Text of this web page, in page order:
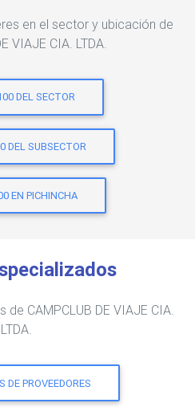
en el sector y ubicación de
VIAJE CIA. LTDA.
DEL SECTOR
DEL SUBSECTOR
EN PICHINCHA
CAMPCLUB DE VIAJE CIA.
LTDA.
DE PROVEEDORES